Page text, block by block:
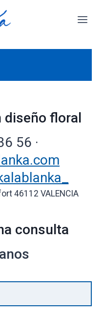
floral
56 ·
46112 VALENCIA
consulta